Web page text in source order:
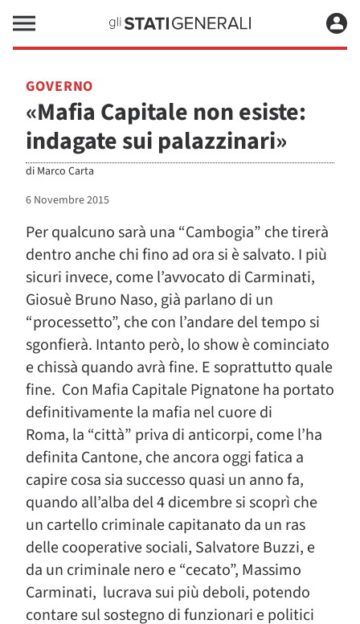
GOVERNO
«Mafia Capitale non esiste:
indagate sui palazzinari»
di Marco Carta
6 Novembre 2015
Per qualcuno sarà una “Cambogia” che tirerà
dentro anche chi fino ad ora si è salvato. I più
sicuri invece, come l’avvocato di Carminati,
Giosuè Bruno Naso, già parlano di un
“processetto”, che con l’andare del tempo si
sgonfierà. Intanto però, lo show è cominciato
e chissà quando avrà fine. E soprattutto quale
fine. Con Mafia Capitale Pignatone ha portato
definitivamente la mafia nel cuore di
Roma, la “città” priva di anticorpi, come l’ha
definita Cantone, che ancora oggi fatica a
capire cosa sia successo quasi un anno fa,
quando all’alba del 4 dicembre si scoprì che
un cartello criminale capitanato da un ras
delle cooperative sociali, Salvatore Buzzi, e
da un criminale nero e “cecato”, Massimo
Carminati, lucrava sui più deboli, potendo
contare sul sostegno di funzionari e politici